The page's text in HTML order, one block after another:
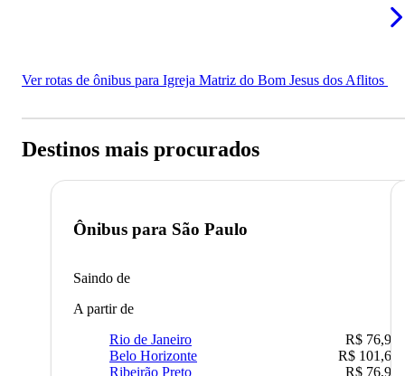
Ver rotas de ônibus para Igreja Matriz do Bom Jesus dos Aflitos
Destinos mais procurados
Ônibus para São Paulo
Saindo de
A partir de
Rio de Janeiro
R$ 76,90
Belo Horizonte
R$ 101,67
Ribeirão Preto
R$ 76,90